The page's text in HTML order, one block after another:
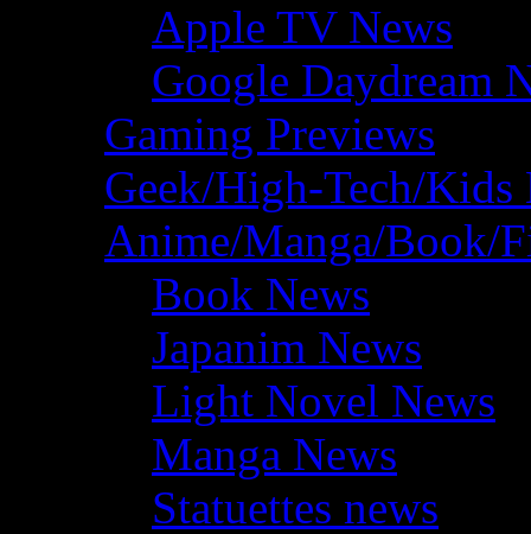
Apple TV News
Google Daydream
Gaming Previews
Geek/High-Tech/Kids
Anime/Manga/Book/
Book News
Japanim News
Light Novel News
Manga News
Statuettes news